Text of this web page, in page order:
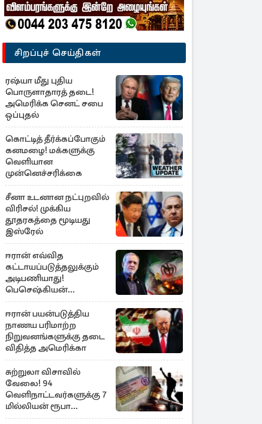
சிறப்புச் செய்திகள்
ரஷ்யா மீது புதிய
பொருளாதாரத் தடை!
அமெரிக்க செனட் சபை
ஒப்புதல்
கொட்டித் தீர்க்கப்போகும்
கனமழை! மக்களுக்கு
வெளியான
முன்னெச்சரிக்கை
சீனா உடனான நட்புறவில்
விரிசல்! முக்கிய
தூதரகத்தை மூடியது
இஸ்ரேல்
ஈரான் எவ்வித
கட்டாயப்படுத்தலுக்கும்
அடிபணியாது!
பெசெஷ்கியன்
அறிவிப்பு
ஈரான் பயன்படுத்திய
நாணய பரிமாற்ற
நிறுவனங்களுக்கு தடை
விதித்த அமெரிக்கா
சுற்றுலா விசாவில்
வேலை! 94
வெளிநாட்டவர்களுக்கு 7
மில்லியன் ரூபா
அபராதம்